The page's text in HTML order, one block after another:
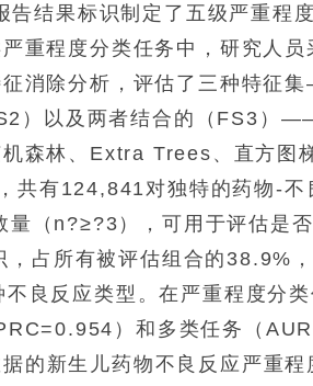
结果标识制定了五级严重程
重程度分类任务中，研究人员
消除分析，评估了三种特征
）以及两者结合的（FS3）
森林、Extra Trees、直方图
有124,841对独特的药物-不
量（ n ?≥?3），可用于评估是
占所有被评估组合的38.9%
良反应类型。在严重程度分
）和多类任务（
的新生儿药物不良反应严重程